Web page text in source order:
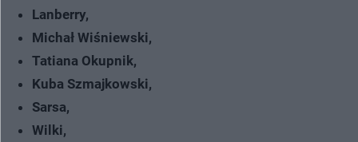
Lanberry,
Michał Wiśniewski,
Tatiana Okupnik,
Kuba Szmajkowski,
Sarsa,
Wilki,